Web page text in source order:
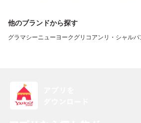
他のブランドから探す
グラマシーニューヨーク グリコ アンリ・シャルパ